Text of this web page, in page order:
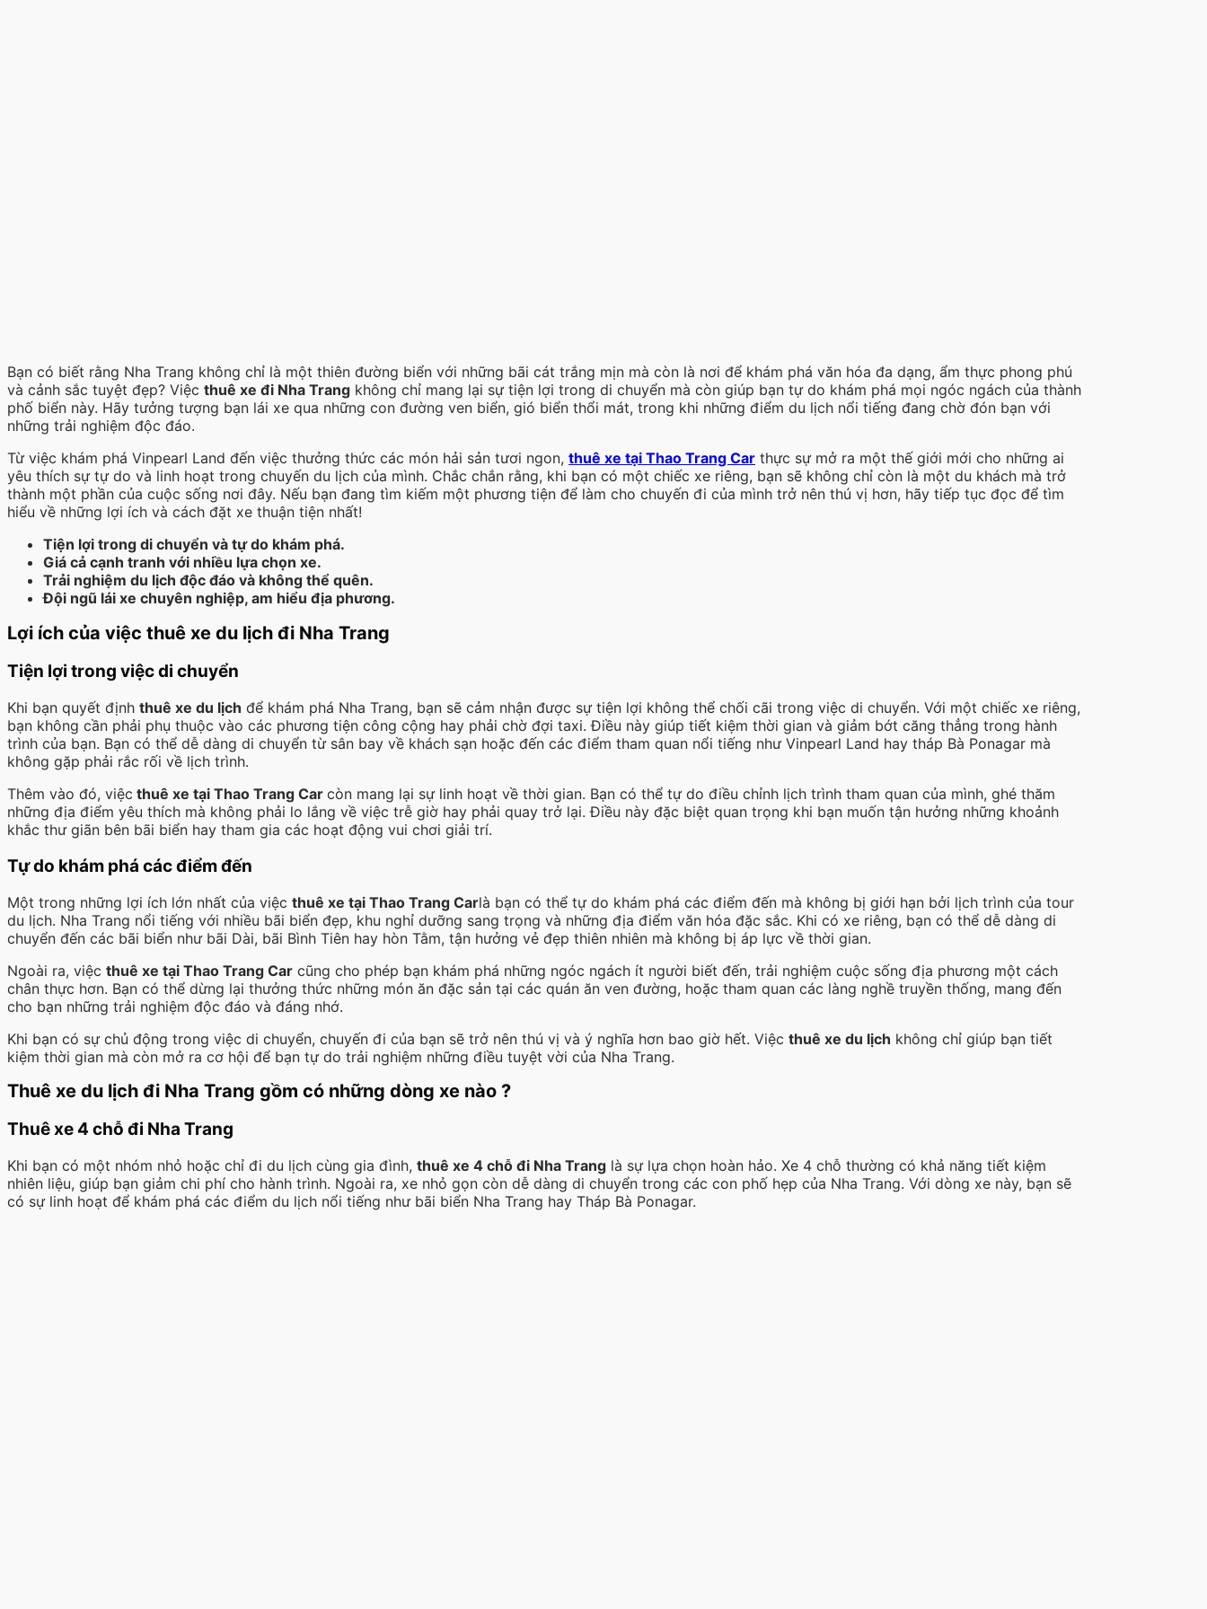
Bạn có biết rằng Nha Trang không chỉ là một thiên đường biển với những bãi cát trắng mịn mà còn là nơi để khám phá văn hóa đa dạng, ẩm thực phong phú
và cảnh sắc tuyệt đẹp? Việc thuê xe đi Nha Trang không chỉ mang lại sự tiện lợi trong di chuyển mà còn giúp bạn tự do khám phá mọi ngóc ngách của thành
phố biển này. Hãy tưởng tượng bạn lái xe qua những con đường ven biển, gió biển thổi mát, trong khi những điểm du lịch nổi tiếng đang chờ đón bạn với
những trải nghiệm độc đáo.
Từ việc khám phá Vinpearl Land đến việc thưởng thức các món hải sản tươi ngon, thuê xe tại Thao Trang Car thực sự mở ra một thế giới mới cho những ai
yêu thích sự tự do và linh hoạt trong chuyến du lịch của mình. Chắc chắn rằng, khi bạn có một chiếc xe riêng, bạn sẽ không chỉ còn là một du khách mà trở
thành một phần của cuộc sống nơi đây. Nếu bạn đang tìm kiếm một phương tiện để làm cho chuyến đi của mình trở nên thú vị hơn, hãy tiếp tục đọc để tìm
hiểu về những lợi ích và cách đặt xe thuận tiện nhất!
Tiện lợi trong di chuyển và tự do khám phá.
Giá cả cạnh tranh với nhiều lựa chọn xe.
Trải nghiệm du lịch độc đáo và không thể quên.
Đội ngũ lái xe chuyên nghiệp, am hiểu địa phương.
Lợi ích của việc thuê xe du lịch đi Nha Trang
Tiện lợi trong việc di chuyển
Khi bạn quyết định thuê xe du lịch để khám phá Nha Trang, bạn sẽ cảm nhận được sự tiện lợi không thể chối cãi trong việc di chuyển. Với một chiếc xe riêng,
bạn không cần phải phụ thuộc vào các phương tiện công cộng hay phải chờ đợi taxi. Điều này giúp tiết kiệm thời gian và giảm bớt căng thẳng trong hành
trình của bạn. Bạn có thể dễ dàng di chuyển từ sân bay về khách sạn hoặc đến các điểm tham quan nổi tiếng như Vinpearl Land hay tháp Bà Ponagar mà
không gặp phải rắc rối về lịch trình.
Thêm vào đó, việc thuê xe tại Thao Trang Car còn mang lại sự linh hoạt về thời gian. Bạn có thể tự do điều chỉnh lịch trình tham quan của mình, ghé thăm
những địa điểm yêu thích mà không phải lo lắng về việc trễ giờ hay phải quay trở lại. Điều này đặc biệt quan trọng khi bạn muốn tận hưởng những khoảnh
khắc thư giãn bên bãi biển hay tham gia các hoạt động vui chơi giải trí.
Tự do khám phá các điểm đến
Một trong những lợi ích lớn nhất của việc thuê xe tại Thao Trang Carlà bạn có thể tự do khám phá các điểm đến mà không bị giới hạn bởi lịch trình của tour
du lịch. Nha Trang nổi tiếng với nhiều bãi biển đẹp, khu nghỉ dưỡng sang trọng và những địa điểm văn hóa đặc sắc. Khi có xe riêng, bạn có thể dễ dàng di
chuyển đến các bãi biển như bãi Dài, bãi Bình Tiên hay hòn Tằm, tận hưởng vẻ đẹp thiên nhiên mà không bị áp lực về thời gian.
Ngoài ra, việc thuê xe tại Thao Trang Car cũng cho phép bạn khám phá những ngóc ngách ít người biết đến, trải nghiệm cuộc sống địa phương một cách
chân thực hơn. Bạn có thể dừng lại thưởng thức những món ăn đặc sản tại các quán ăn ven đường, hoặc tham quan các làng nghề truyền thống, mang đến
cho bạn những trải nghiệm độc đáo và đáng nhớ.
Khi bạn có sự chủ động trong việc di chuyển, chuyến đi của bạn sẽ trở nên thú vị và ý nghĩa hơn bao giờ hết. Việc thuê xe du lịch không chỉ giúp bạn tiết
kiệm thời gian mà còn mở ra cơ hội để bạn tự do trải nghiệm những điều tuyệt vời của Nha Trang.
Thuê xe du lịch đi Nha Trang gồm có những dòng xe nào ?
Thuê xe 4 chỗ đi Nha Trang
Khi bạn có một nhóm nhỏ hoặc chỉ đi du lịch cùng gia đình, thuê xe 4 chỗ đi Nha Trang là sự lựa chọn hoàn hảo. Xe 4 chỗ thường có khả năng tiết kiệm
nhiên liệu, giúp bạn giảm chi phí cho hành trình. Ngoài ra, xe nhỏ gọn còn dễ dàng di chuyển trong các con phố hẹp của Nha Trang. Với dòng xe này, bạn sẽ
có sự linh hoạt để khám phá các điểm du lịch nổi tiếng như bãi biển Nha Trang hay Tháp Bà Ponagar.